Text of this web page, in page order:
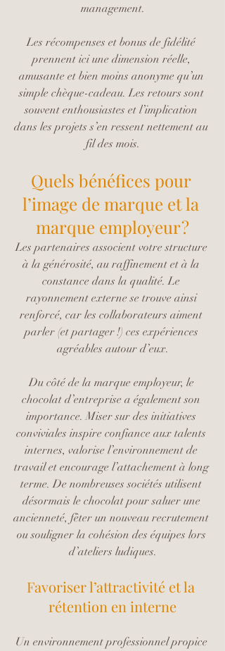
management.
Les récompenses et bonus de fidélité
prennent ici une dimension réelle,
amusante et bien moins anonyme qu’un
simple chèque-cadeau. Les retours sont
souvent enthousiastes et l’implication
dans les projets s’en ressent nettement au
fil des mois.
Quels bénéfices pour
l’image de marque et la
marque employeur ?
Les partenaires associent votre structure
à la générosité, au raffinement et à la
constance dans la qualité. Le
rayonnement externe se trouve ainsi
renforcé, car les collaborateurs aiment
parler (et partager !) ces expériences
agréables autour d’eux.
Du côté de la marque employeur, le
chocolat d’entreprise a également son
importance. Miser sur des initiatives
conviviales inspire confiance aux talents
internes, valorise l’environnement de
travail et encourage l’attachement à long
terme. De nombreuses sociétés utilisent
désormais le chocolat pour saluer une
ancienneté, fêter un nouveau recrutement
ou souligner la cohésion des équipes lors
d’ateliers ludiques.
Favoriser l’attractivité et la
rétention en interne
Un environnement professionnel propice